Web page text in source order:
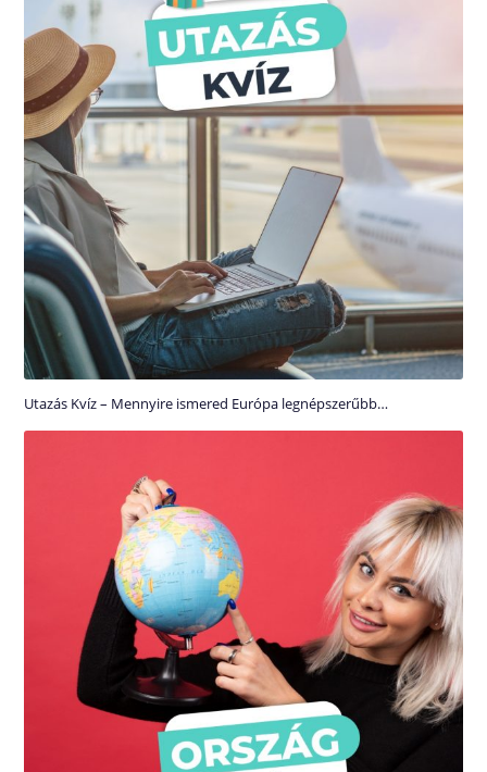
Utazás Kvíz – Mennyire ismered Európa legnépszerűbb…